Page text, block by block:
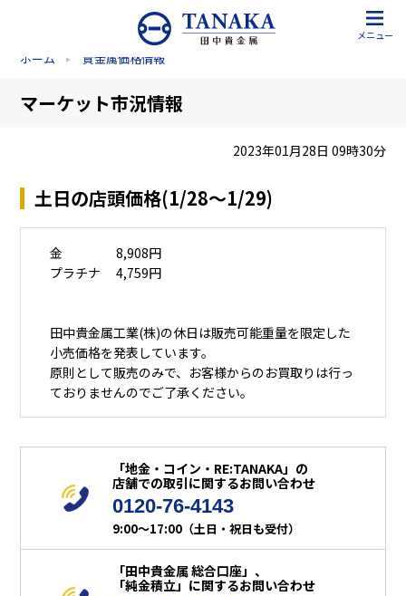
メニュー
ホーム 貴金属価格情報
マーケット市況情報
2023年01月28日 09時30分
土日の店頭価格(1/28～1/29)
金 8,908円
プラチナ 4,759円
田中貴金属工業(株)の休日は販売可能重量を限定した
小売価格を発表しています。
原則として販売のみで、お客様からのお買取りは行っ
ておりませんのでご了承ください。
「地金・コイン・RE:TANAKA」の
店舗での取引に関するお問い合わせ
0120-76-4143
9:00～17:00（土日・祝日も受付）
「田中貴金属 総合口座」、
「純金積立」に関するお問い合わせ